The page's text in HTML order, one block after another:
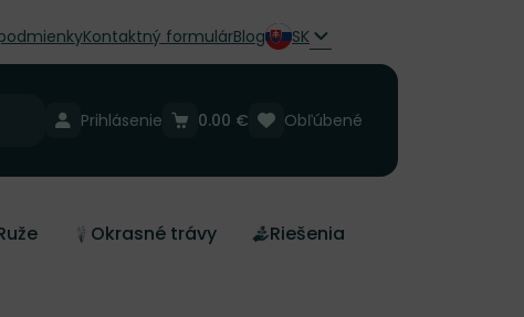
Kontaktný formulárBlog SK
Prihlásenie Obľúbené
0.00 €
Okrasné trávy
Riešenia